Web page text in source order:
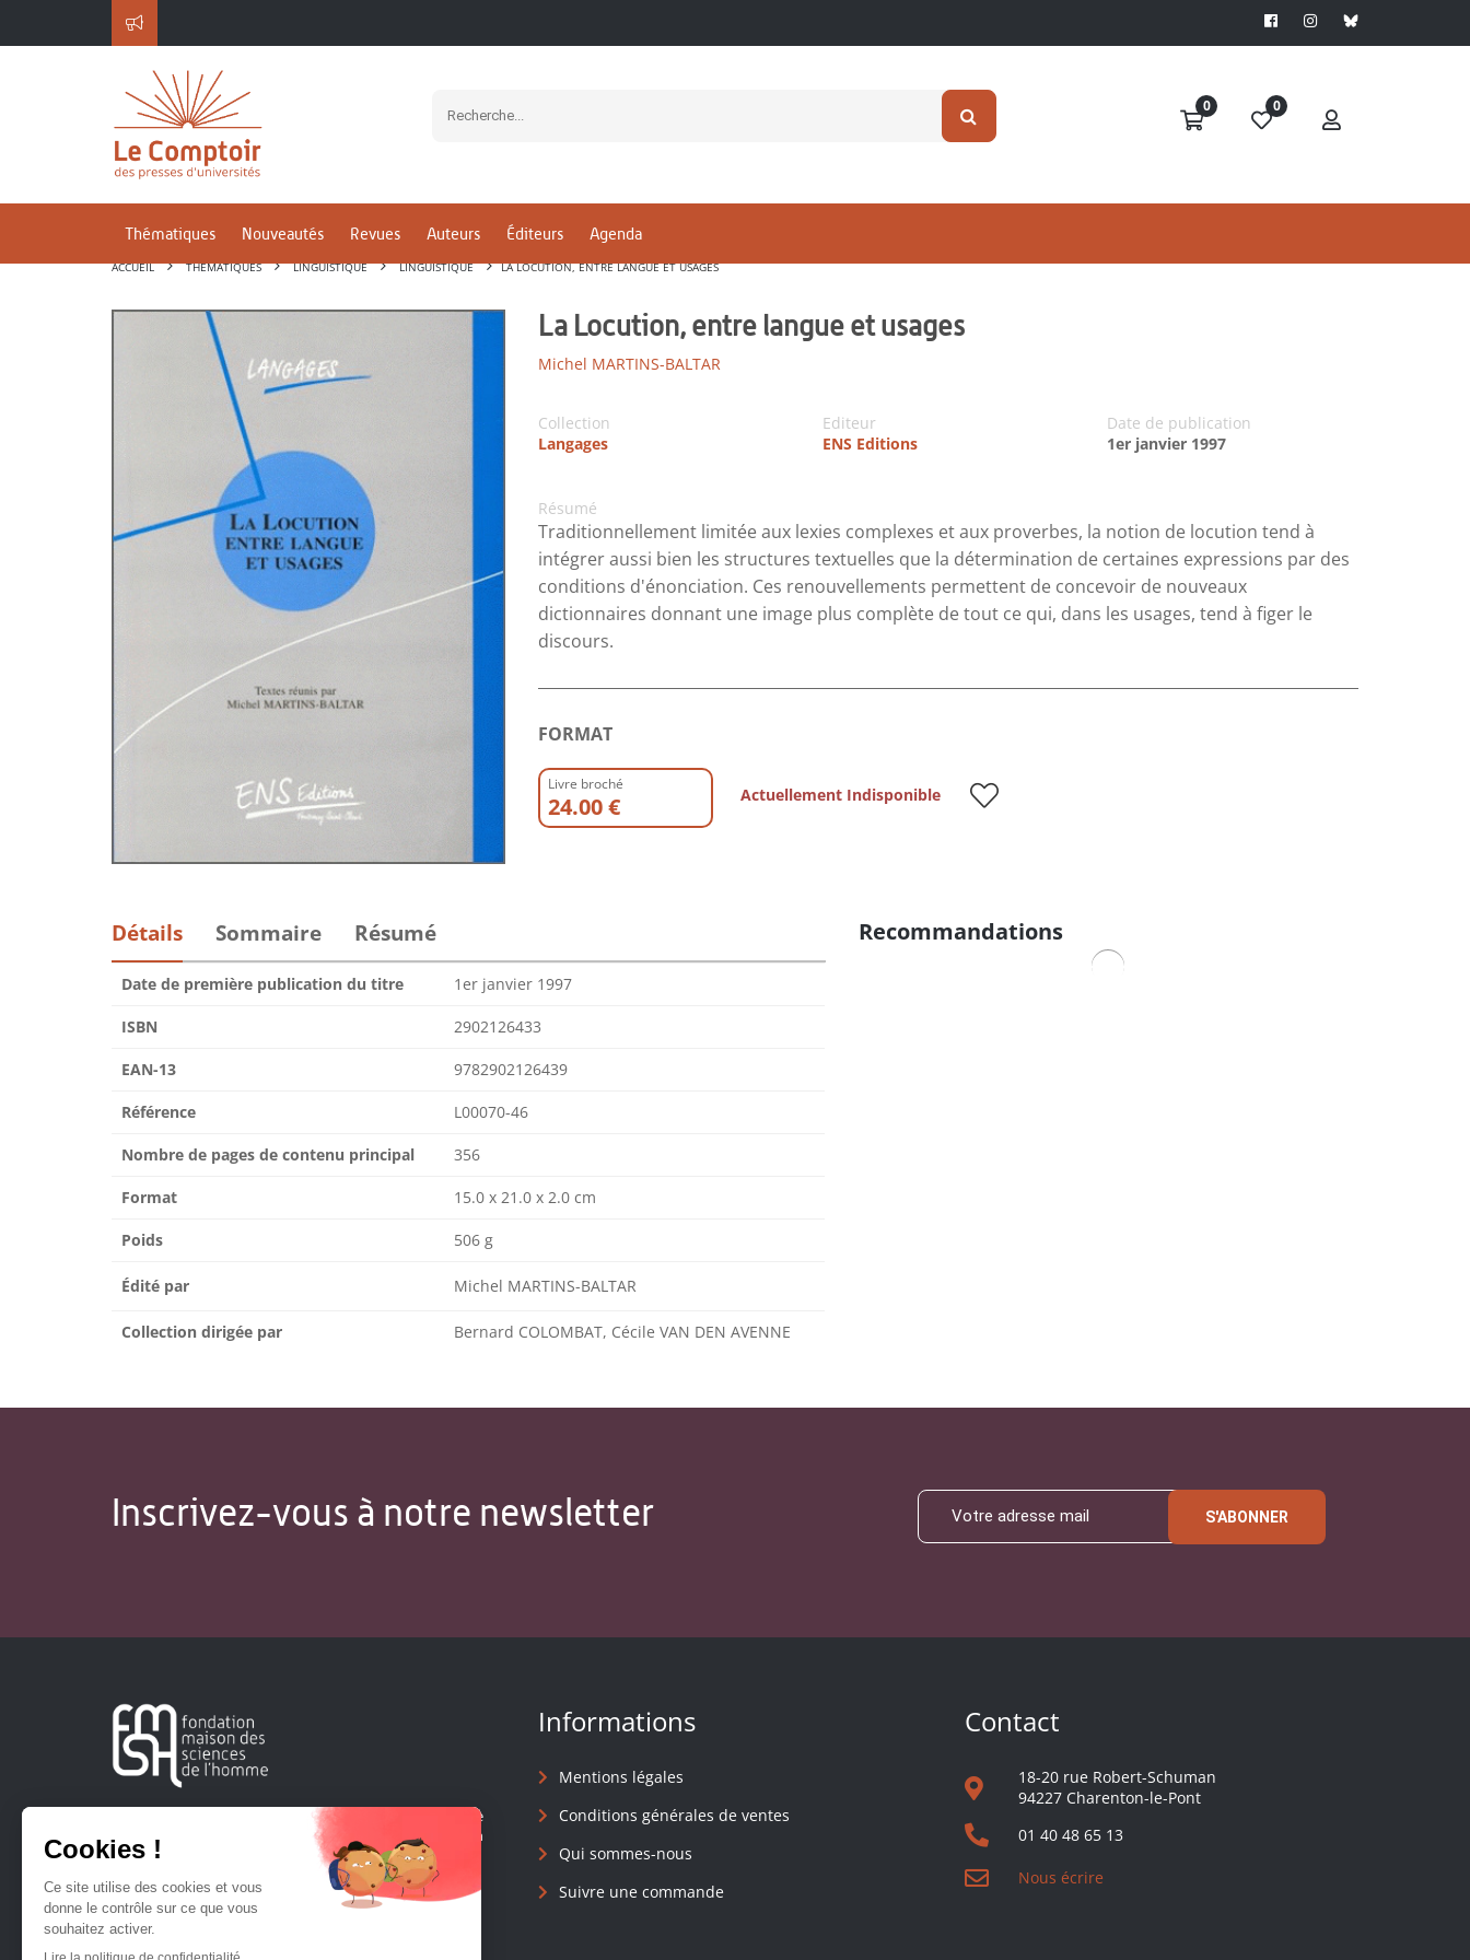
0 0
Thématiques Nouveautés Revues Auteurs Éditeurs Agenda
ACCUEIL THÉMATIQUES LINGUISTIQUE LINGUISTIQUE LA LOCUTION, ENTRE LANGUE ET USAGES
La Locution, entre langue et usages
Michel MARTINS-BALTAR
Collection
Langages
Editeur
ENS Editions
Date de publication
1er janvier 1997
Résumé
Traditionnellement limitée aux lexies complexes et aux proverbes, la notion de locution tend à
intégrer aussi bien les structures textuelles que la détermination de certaines expressions par des
conditions d'énonciation. Ces renouvellements permettent de concevoir de nouveaux
dictionnaires donnant une image plus complète de tout ce qui, dans les usages, tend à figer le
discours.
FORMAT
Livre broché
24.00 € Actuellement Indisponible
Détails Sommaire Résumé
Date de première publication du titre 1er janvier 1997
ISBN 2902126433
EAN-13 9782902126439
Référence L00070-46
Nombre de pages de contenu principal 356
Format 15.0 x 21.0 x 2.0 cm
Poids 506 g
Édité par Michel MARTINS-BALTAR
Collection dirigée par Bernard COLOMBAT, Cécile VAN DEN AVENNE
Recommandations
Inscrivez-vous à notre newsletter S'ABONNER
Créée en 1963, la Fondation Maison Sciences de l'Homme
soutient la recherche et la diffusion des connaissances en
sciences humaines et sociales.
Informations
Mentions légales
Conditions générales de ventes
Qui sommes-nous
Suivre une commande
Contact
18-20 rue Robert-Schuman
94227 Charenton-le-Pont
01 40 48 65 13
Nous écrire